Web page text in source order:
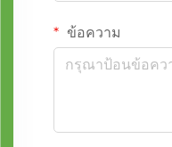
ข้อความ